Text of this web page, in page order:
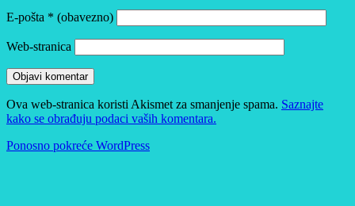
E-pošta * (obavezno)
Web-stranica
Ova web-stranica koristi Akismet za smanjenje spama. Saznajte
kako se obrađuju podaci vaših komentara.
Ponosno pokreće WordPress